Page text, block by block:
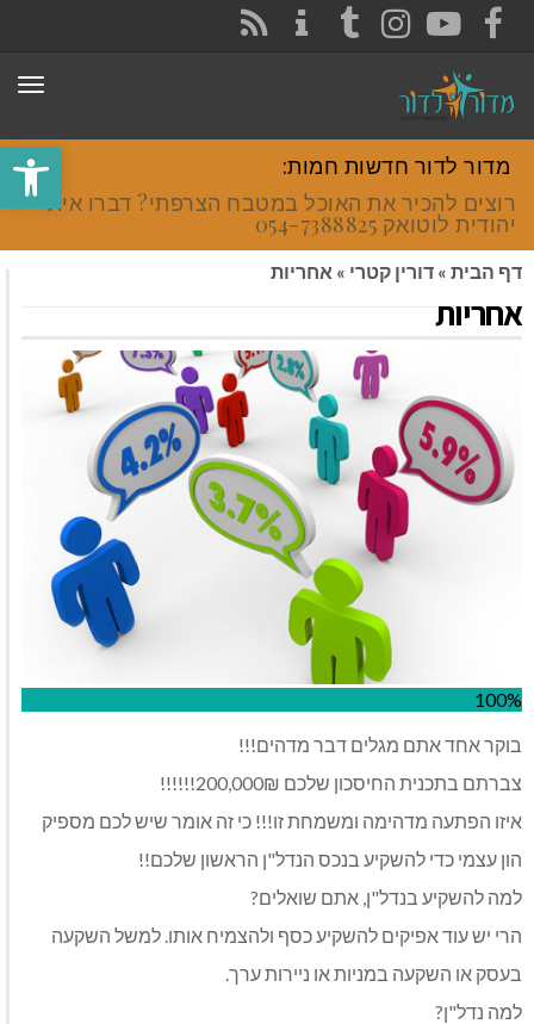
פתח
FACEBOOK
YOUTUBE
INSTAGRAM
TUMBLR
מדור לדור חדשות חמות:
רוצים להכיר את האוכל במטבח הצרפתי? דברו איתי
יהודית לוטואק 054-7388825.
דף הבית » דורין קטרי » אחריות
אחריות
100%
בוקר אחד אתם מגלים דבר מדהים!!!
צברתם בתכנית החיסכון שלכם 200,000₪!!!!!!
איזו הפתעה מדהימה ומשמחת זו!!! כי זה אומר שיש לכם מספיק
הון עצמי כדי להשקיע בנכס הנדל"ן הראשון שלכם!!
למה להשקיע בנדל"ן, אתם שואלים?
הרי יש עוד אפיקים להשקיע כסף ולהצמיח אותו. למשל השקעה
בעסק או השקעה במניות או ניירות ערך.
למה נדל"ן?